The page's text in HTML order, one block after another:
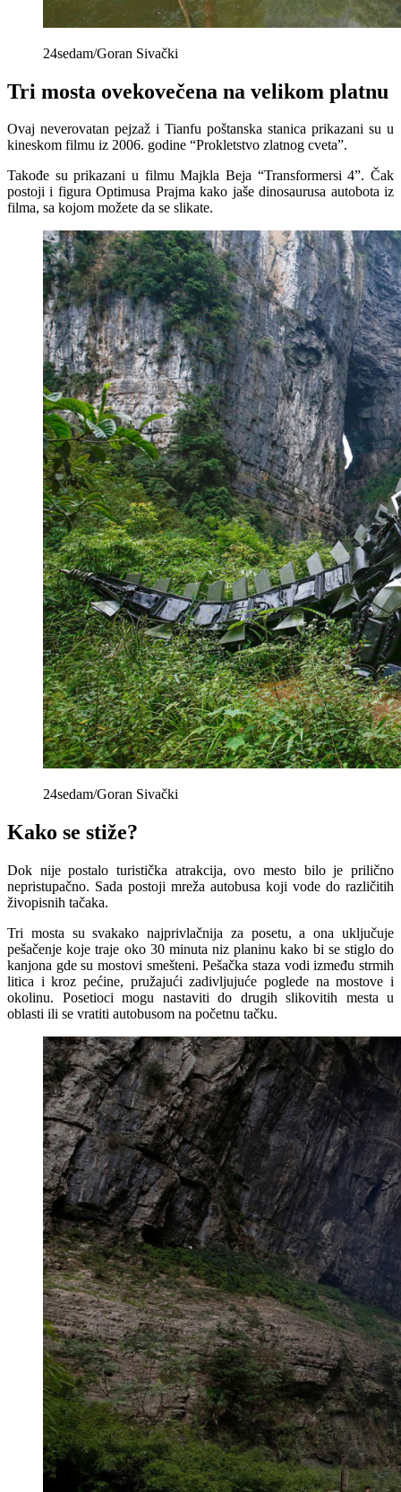
24sedam/Goran Sivački
Tri mosta ovekovečena na velikom platnu
Ovaj neverovatan pejzaž i Tianfu poštanska stanica prikazani su u
kineskom filmu iz 2006. godine “Prokletstvo zlatnog cveta”.
Takođe su prikazani u filmu Majkla Beja “Transformersi 4”. Čak
postoji i figura Optimusa Prajma kako jaše dinosaurusa autobota iz
filma, sa kojom možete da se slikate.
24sedam/Goran Sivački
Kako se stiže?
Dok nije postalo turistička atrakcija, ovo mesto bilo je prilično
nepristupačno. Sada postoji mreža autobusa koji vode do različitih
živopisnih tačaka.
Tri mosta su svakako najprivlačnija za posetu, a ona uključuje
pešačenje koje traje oko 30 minuta niz planinu kako bi se stiglo do
kanjona gde su mostovi smešteni. Pešačka staza vodi između strmih
litica i kroz pećine, pružajući zadivljujuće poglede na mostove i
okolinu. Posetioci mogu nastaviti do drugih slikovitih mesta u
oblasti ili se vratiti autobusom na početnu tačku.